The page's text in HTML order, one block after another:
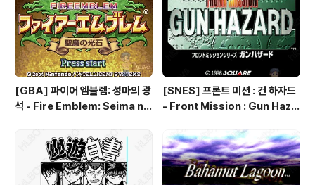
[GBA] 파이어 엠블렘: 성마의 광
석 - Fire Emblem: Seima no
ム 聖魔の光石, 파이어 엠블렘:
더 세이크리드 스톤즈 - Fire Em
blem: The Sacred Stones
[SNES] 프론트 미션 : 건 하자드
- Front Mission : Gun Haza
ズ ガンハザード